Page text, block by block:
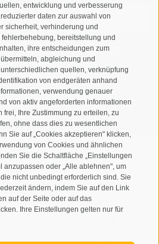
entwicklung und verbesserung
daten zur auswahl von
sicherheit, verhinderung und
bereitstellung und
ihre entscheidungen zum
abgleichung und
quellen, verknüpfung
von endgeräten anhand
verwendung genauer
von aktiv angeforderten informationen
frei, Ihre Zustimmung zu erteilen, zu
ohne dass dies zu wesentlichen
Sie auf „Cookies akzeptieren" klicken,
von Cookies und ähnlichen
Sie die Schaltfläche „Einstellungen
anzupassen oder „Alle ablehnen", um
nicht unbedingt erforderlich sind. Sie
ändern, indem Sie auf den Link
auf der Seite oder auf das
Ihre Einstellungen gelten nur für
gelesen und
der Verarbeitung meiner
durch den Verantwortlichen zu
• Cookie-Richtlinie • Privacy •
• created with passion by